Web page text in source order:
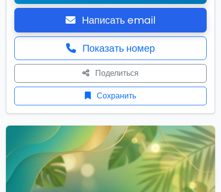
Написать email
Показать номер
Поделиться
Сохранить